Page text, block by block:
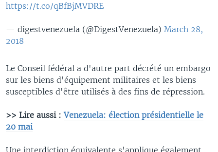
https://t.co/qBfBjMVDRE
— digestvenezuela (@DigestVenezuela) March 28,
2018
Le Conseil fédéral a d'autre part décrété un embargo
sur les biens d'équipement militaires et les biens
susceptibles d'être utilisés à des fins de répression.
>> Lire aussi :Venezuela: élection présidentielle le
20 mai
Une interdiction équivalente s'applique également